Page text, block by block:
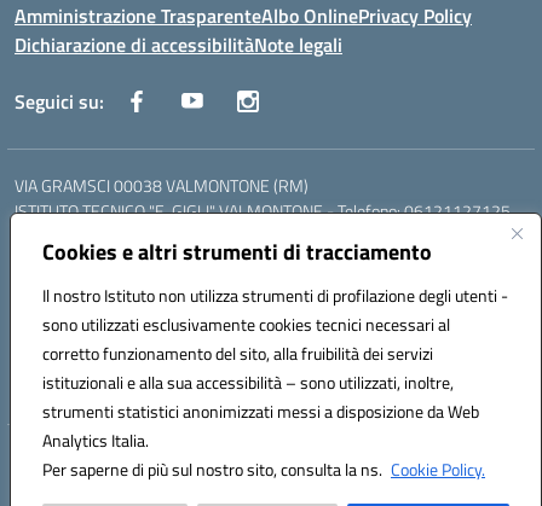
Cookies e altri strumenti di tracciamento
Il nostro Istituto non utilizza strumenti di profilazione degli utenti -
sono utilizzati esclusivamente cookies tecnici necessari al
corretto funzionamento del sito, alla fruibilità dei servizi
istituzionali e alla sua accessibilità – sono utilizzati, inoltre,
strumenti statistici anonimizzati messi a disposizione da Web
Analytics Italia.
Per saperne di più sul nostro sito, consulta la ns. Cookie Policy.
Amministrazione TrasparenteAlbo OnlinePrivacy Policy
Dichiarazione di accessibilitàNote legali
Seguici su:
VIA GRAMSCI 00038 VALMONTONE (RM)
ISTITUTO TECNICO "E. GIGLI" VALMONTONE - Telefono: 06121127125
06121126825
LICEO DELLE SCIENZE UMANE "P.L. NERVI" SEGNI - Telefono:
Mail: RMIS099002@istruzione.it - PEC: RMIS099002@pec.istruzione.it
Codice meccanografico: RMIS099002
Codice fiscale: 95036960581
Hosting & Powered by 3D Solution S.r.l.
Concept & Design by Designers Italia